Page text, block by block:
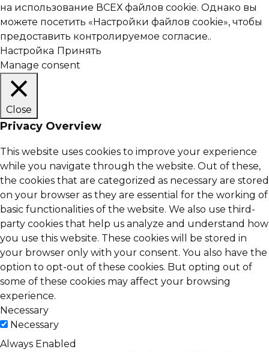
на использование ВСЕХ файлов cookie. Однако вы
можете посетить «Настройки файлов cookie», чтобы
предоставить контролируемое согласие..
Настройка Принять
Manage consent
Close
Privacy Overview
This website uses cookies to improve your experience
while you navigate through the website. Out of these,
the cookies that are categorized as necessary are stored
on your browser as they are essential for the working of
basic functionalities of the website. We also use third-
party cookies that help us analyze and understand how
you use this website. These cookies will be stored in
your browser only with your consent. You also have the
option to opt-out of these cookies. But opting out of
some of these cookies may affect your browsing
experience.
Necessary
Necessary
Always Enabled